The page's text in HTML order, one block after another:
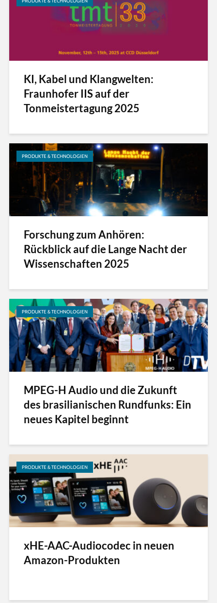
KI, Kabel und Klangwelten:
Fraunhofer IIS auf der
Tonmeistertagung 2025
PRODUKTE & TECHNOLOGIEN
Forschung zum Anhören:
Rückblick auf die Lange Nacht der
Wissenschaften 2025
PRODUKTE & TECHNOLOGIEN
MPEG-H Audio und die Zukunft
des brasilianischen Rundfunks: Ein
neues Kapitel beginnt
PRODUKTE & TECHNOLOGIEN
xHE-AAC-Audiocodec in neuen
Amazon-Produkten